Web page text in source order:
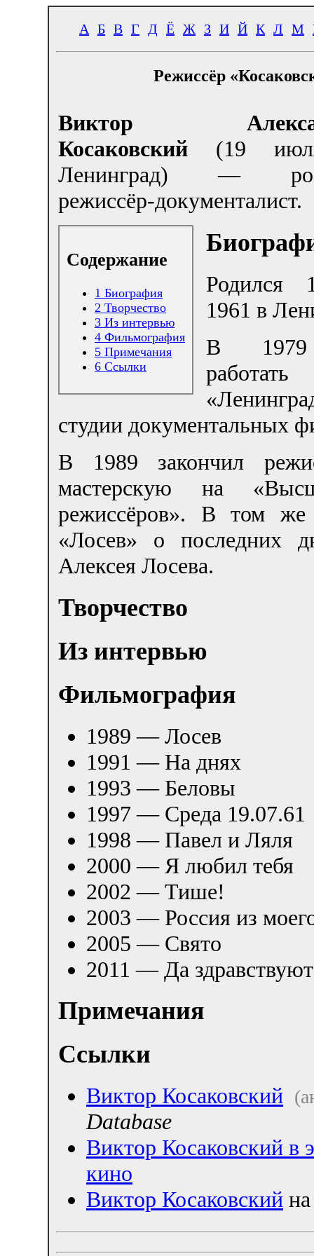
А Б В Г Д Ё Ж З И Й К Л М
Режиссёр
Виктор
Косаковский (19
Ленинград) —
режиссёр-документалист.
Содержание
1 Биография
2 Творчество
3 Из интервью
4 Фильмография
5 Примечания
6 Ссылки
Родился
1961 в
В 1979
студии документальных
В 1989 закончил
мастерскую на
режиссёров». В том
«Лосев» о последних
Алексея Лосева.
Творчество
Из интервью
Фильмография
1989 — Лосев
1991 — На днях
1993 — Беловы
1997 — Среда 19.07.61
1998 — Павел и Ляля
2000 — Я любил тебя
2002 — Тише!
2003 — Россия из
2005 — Свято
2011 — Да
Примечания
Ссылки
Виктор Косаковский
Database
Виктор Косаковский в
кино
Виктор Косаковский